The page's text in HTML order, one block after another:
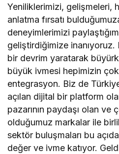
Yeniliklerimizi, gelişmeleri,
anlatma fırsatı
deneyimlerimizi
geliştirdiğimize inanıyoruz.
bir devrim yaratarak
büyük ivmesi hepimizin
entegrasyon. Biz de
açılan dijital bir platform
pazarının paydaşı olan ve
olduğumuz markalar ile
sektör buluşmaları bu
değer ve ivme katıyor.